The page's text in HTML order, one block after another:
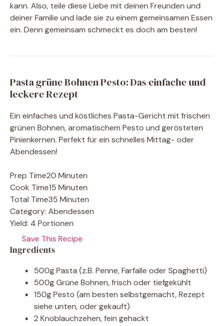
kann. Also, teile diese Liebe mit deinen Freunden und
deiner Familie und lade sie zu einem gemeinsamen Essen
ein. Denn gemeinsam schmeckt es doch am besten!
Pasta grüne Bohnen Pesto: Das einfache und
leckere Rezept
Ein einfaches und köstliches Pasta-Gericht mit frischen
grünen Bohnen, aromatischem Pesto und gerösteten
Pinienkernen. Perfekt für ein schnelles Mittag- oder
Abendessen!
Prep Time20 Minuten
Cook Time15 Minuten
Total Time35 Minuten
Category: Abendessen
Yield: 4 Portionen
Save This Recipe
Ingredients
500g Pasta (z.B. Penne, Farfalle oder Spaghetti)
500g Grüne Bohnen, frisch oder tiefgekühlt
150g Pesto (am besten selbstgemacht, Rezept
siehe unten, oder gekauft)
2 Knoblauchzehen, fein gehackt